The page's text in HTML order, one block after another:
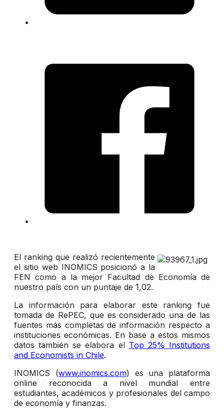
El ranking que realizó recientemente
el sitio web INOMICS posicionó a la
FEN como a la mejor Facultad de Economía de
nuestro país con un puntaje de 1,02.
La información para elaborar este ranking fue
tomada de RePEC, que es considerado una de las
fuentes más completas de información respecto a
instituciones económicas. En base a estos mismos
datos también se elabora el Top 25% Institutions
and Economists in Chile.
INOMICS (www.inomics.com) es una plataforma
online reconocida a nivel mundial entre
estudiantes, académicos y profesionales del campo
de economía y finanzas.